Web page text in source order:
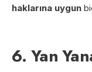
haklarına uygun
6. Yan